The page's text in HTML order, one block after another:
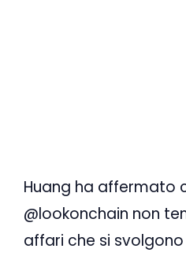
Huang ha affermato
@lookonchain non
affari che si